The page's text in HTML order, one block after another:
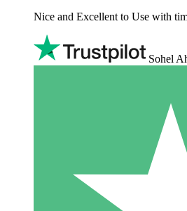
Nice and Excellent to Use with
Sohel